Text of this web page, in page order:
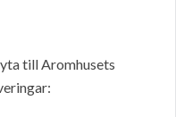
till Aromhusets